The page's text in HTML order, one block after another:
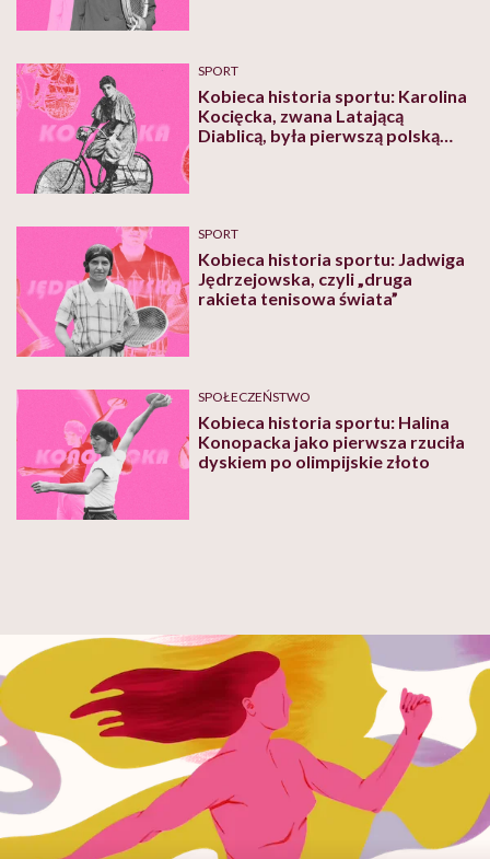
SPORT
Kobieca historia sportu: Karolina
Kocięcka, zwana Latającą
Diablicą, była pierwszą polską
SPORT
Kobieca historia sportu: Jadwiga
Jędrzejowska, czyli „druga
rakieta tenisowa świata”
SPOŁECZEŃSTWO
Kobieca historia sportu: Halina
Konopacka jako pierwsza rzuciła
dyskiem po olimpijskie złoto